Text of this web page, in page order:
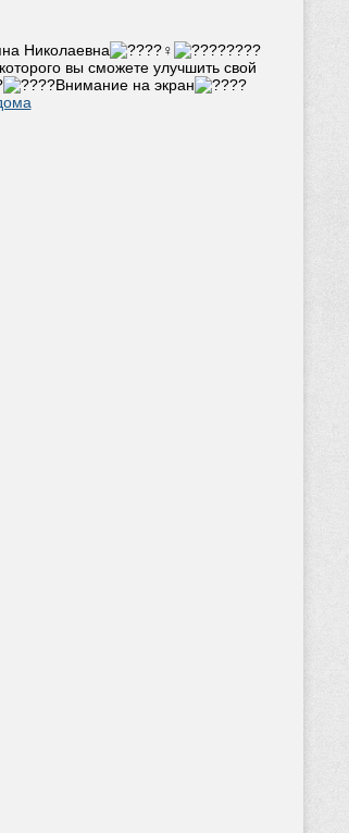
Николаевна
вы сможете улучшить свой
Внимание на экран